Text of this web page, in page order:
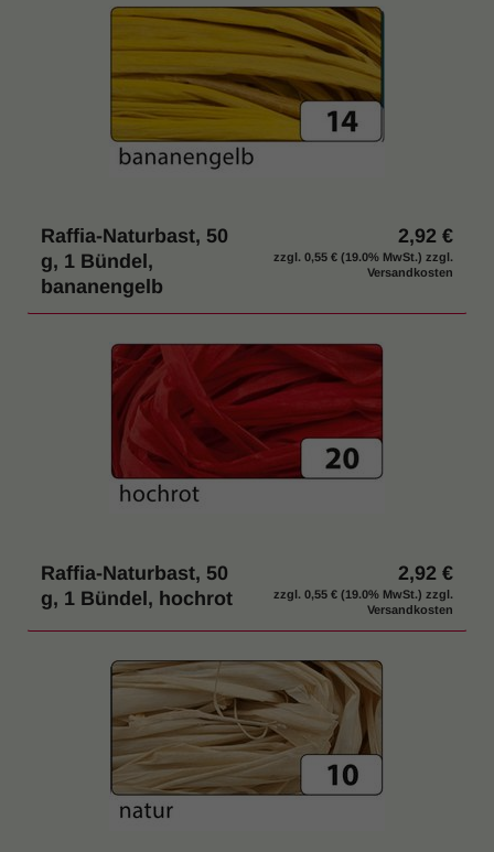
Raffia-Naturbast, 50
g, 1 Bündel,
bananengelb
2,92 €
zzgl. 0,55 € (19.0% MwSt.) zzgl.
Versandkosten
Raffia-Naturbast, 50
g, 1 Bündel, hochrot
2,92 €
zzgl. 0,55 € (19.0% MwSt.) zzgl.
Versandkosten